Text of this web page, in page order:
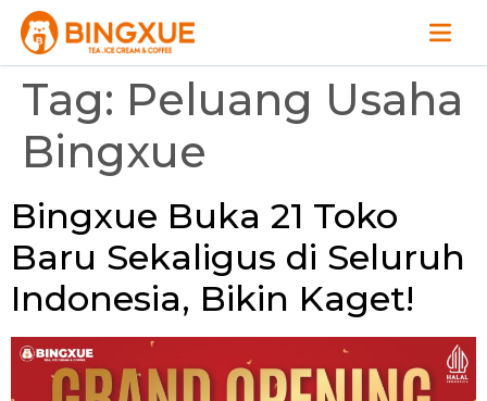
Tag: Peluang Usaha
Bingxue
Bingxue Buka 21 Toko
Baru Sekaligus di Seluruh
Indonesia, Bikin Kaget!